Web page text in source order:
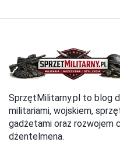
SprzętMilitarny.pl to blog
militariami, wojskiem,
gadżetami oraz rozwojem
dżentelmena.